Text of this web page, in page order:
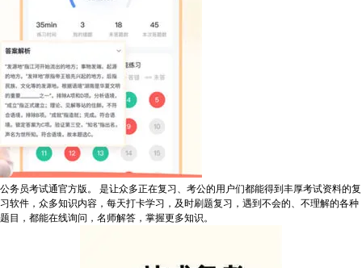
公务员考试通官方版。 是让众多正在复习、考公的用户们都能得到丰厚考试资料的复
习软件，众多知识内容，每天打卡学习，及时刷题复习，遇到不会的、不理解的各种
题目，都能在线询问，名师解答，掌握更多知识。